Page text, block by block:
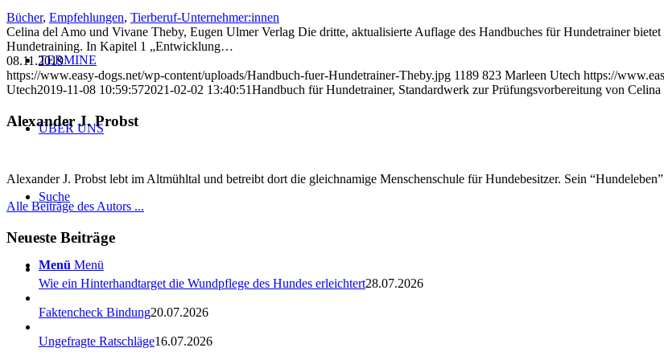
TERMINE
ÜBER UNS
Suche
Menü Menü
Bücher, Empfehlungen, Tierberuf-Unternehmer:innen
Celina del Amo und Vivane Theby, Eugen Ulmer Verlag Die dritte, aktualisierte Auflage des Handbuches für Hundetrainer
Hundetraining. In Kapitel 1 „Entwicklung…
08.11.2019
https://www.easy-dogs.net/wp-content/uploads/Handbuch-fuer-Hundetrainer-Theby.jpg 1189 823 Marleen Utech https://
Utech2019-11-08 10:59:572021-02-02 13:40:51Handbuch für Hundetrainer, Standardwerk zur Prüfungsvorbereitung von
Alexander J. Probst
Alexander J. Probst lebt im Altmühltal und betreibt dort die gleichnamige Menschenschule für Hundebesitzer. Sein
Alle Beiträge des Autors ...
Neueste Beiträge
Wie ein Hinterhandtarget die Wundpflege des Hundes erleichtert28.07.2026
Faktencheck Bindung20.07.2026
Ungefragte Ratschläge16.07.2026